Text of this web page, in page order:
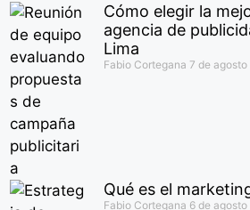
Cómo elegir la
agencia de
Lima
Fabio Cortegana 7 de
Qué es el
Fabio Cortegana 6 de